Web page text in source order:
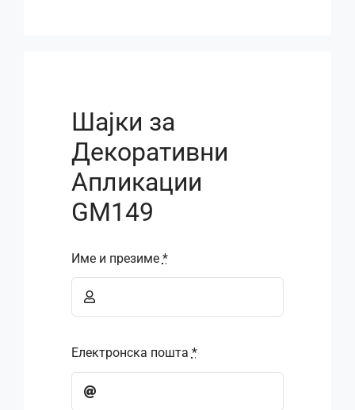
Шајки за
Декоративни
Апликации
GM149
Име и презиме *
Електронска пошта *